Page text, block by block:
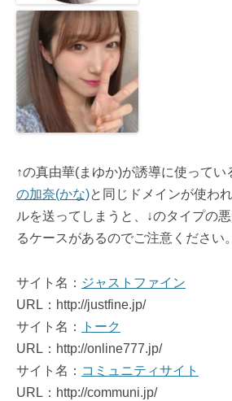
↑の真由華(まゆか)が誘導に使ってい
の加奈(かな)と同じドメインが使わ
ルを送ってしまうと、↓のタイプの
るケースがあるのでご注意ください。
サイト名： ジャストファイン
URL：http://justfine.jp/
サイト名：
トーク
URL：http://online777.jp/
サイト名： コミュニティサイト
URL：http://communi.jp/